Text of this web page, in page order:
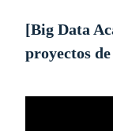
[Big Data
proyectos